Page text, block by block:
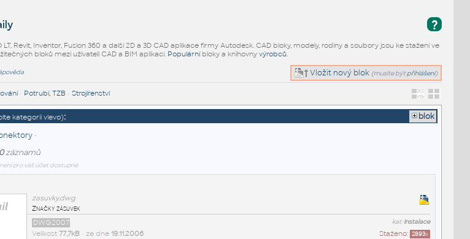
?
Revit, Inventor, Fusion 360 a další 2D a 3D CAD aplikace firmy Autodesk. CAD bloky, modely, rodiny a soubory jsou ke stažení ve
bloků mezi uživateli CAD a BIM aplikací. Populárníbloky a knihovny výrobců.
Vložit nový blok (musíte být přihlášeni)
• Potrubí, TZB • Strojírenství
kategorii vlevo):
blok
•
záznamů
pro váš účet dostupné
zasuvky.dwg
Značky zásuvek
kat:Instalace
DWG2007
Staženo: 2893x
Velikost 77,7kB• ze dne 19.11.2006